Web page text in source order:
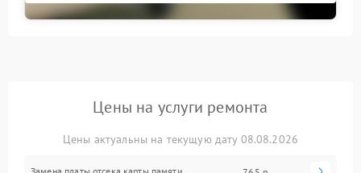
Цены на услуги ремонта
Цены актуальны на текущую дату 08.08.2026